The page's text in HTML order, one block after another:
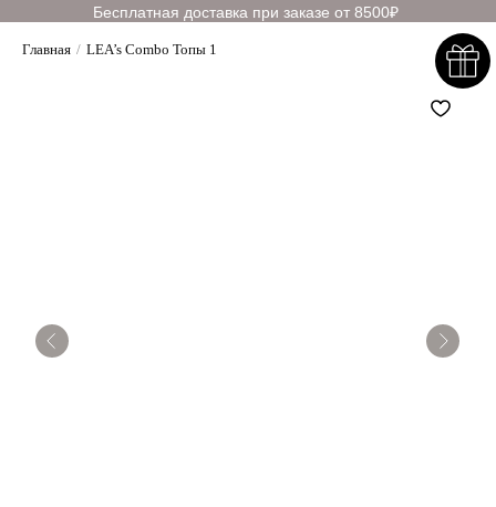
Бесплатная доставка при заказе от 8500₽
Главная / LEA’s Combo Топы 1